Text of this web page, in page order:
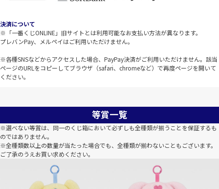
決済について
※「一番くじONLINE」旧サイトとは利用可能なお支払い方法が異なります。
プレバンPay、メルペイはご利用いただけません。
※各種SNSなどからアクセスした場合、PayPay決済がご利用いただけません。該当
ページのURLをコピーしてブラウザ（safari、chromeなど）で再度ページを開いて
ください。
等賞一覧
※選べない等賞は、同一のくじ箱において必ずしも全種類が揃うことを保証するも
のではありません。
※全種類数以上の数量が当たった場合でも、全種類が揃わないこともございます。
ご了承のうえお買い求めください。